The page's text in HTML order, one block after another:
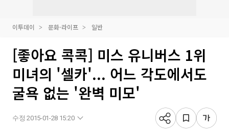
이투데이 문화·라이프 일반
[좋아요 콕콕] 미스 유니버스 1위
미녀의 '셀카'... 어느 각도에서도
굴욕 없는 '완벽 미모'
수정 2015-01-28 15:20